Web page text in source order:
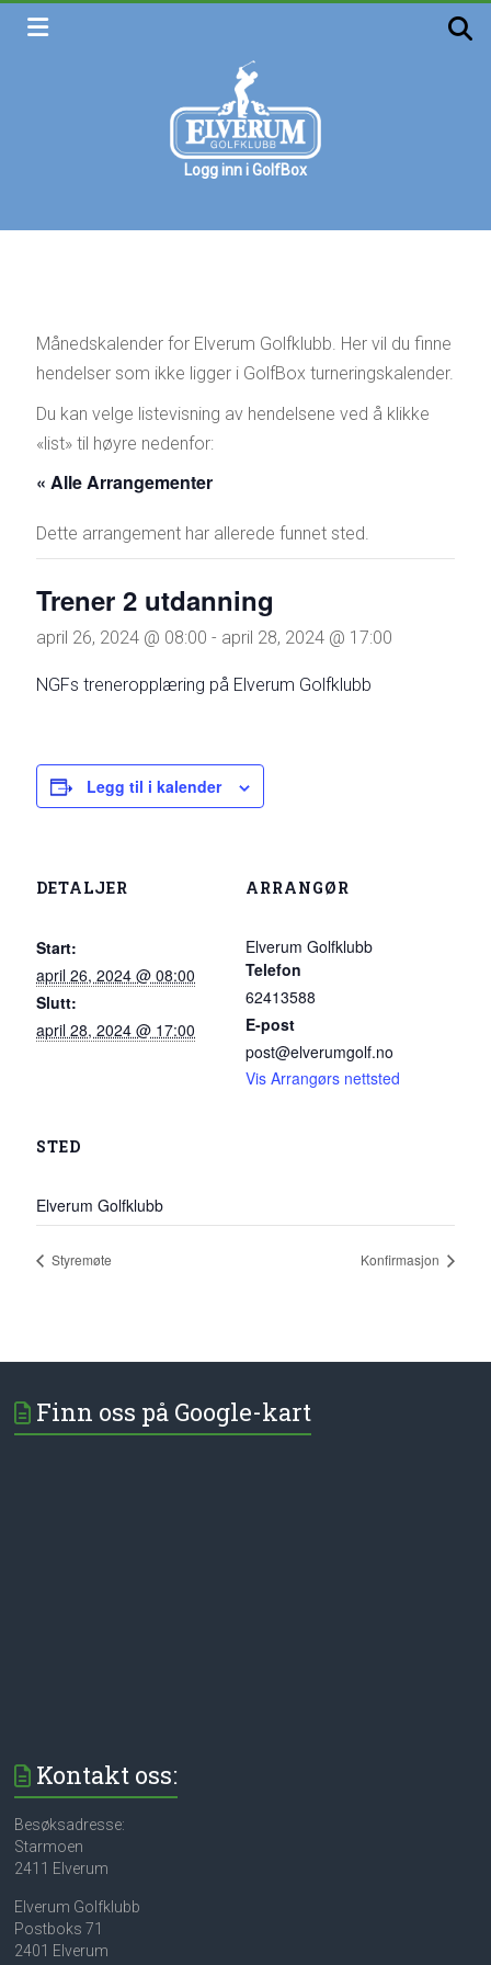
Skip
golfklubb
Logg inn i GolfBox
Månedskalender for Elverum Golfklubb. Her vil du finne
hendelser som ikke ligger i GolfBox turneringskalender.
Du kan velge listevisning av hendelsene ved å klikke
«list» til høyre nedenfor:
« Alle Arrangementer
Dette arrangement har allerede funnet sted.
Trener 2 utdanning
april 26, 2024 @ 08:00 - april 28, 2024 @ 17:00
NGFs treneropplæring på Elverum Golfklubb
Legg til i kalender
DETALJER
Start:
april 26, 2024 @ 08:00
Slutt:
april 28, 2024 @ 17:00
ARRANGØR
Elverum Golfklubb
Telefon
62413588
E-post
post@elverumgolf.no
Vis Arrangørs nettsted
STED
Elverum Golfklubb
Styremøte Konfirmasjon
Finn oss på Google-kart
Kontakt oss:
Besøksadresse:
Starmoen
2411 Elverum
Elverum Golfklubb
Postboks 71
2401 Elverum